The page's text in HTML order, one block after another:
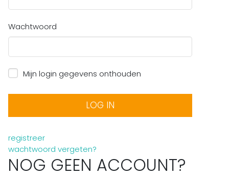
Wachtwoord
Mijn login gegevens onthouden
registreer
wachtwoord vergeten?
NOG GEEN ACCOUNT?